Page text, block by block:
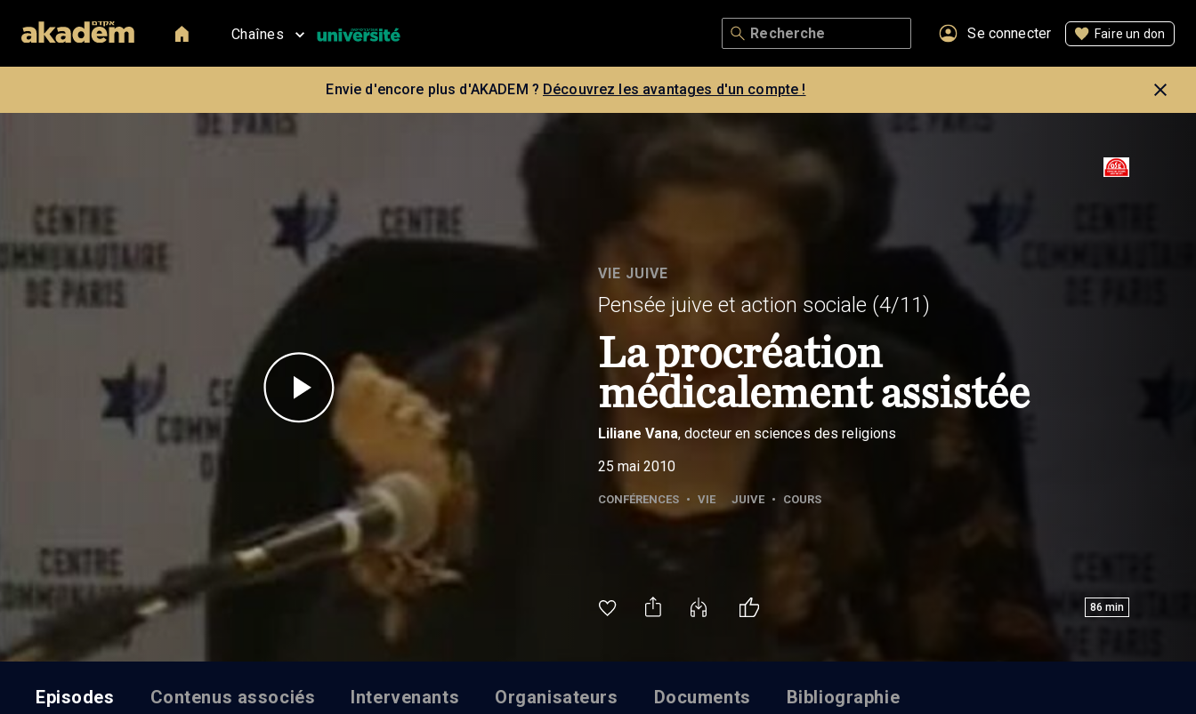
Chaînes Se connecter Faire un don
Envie d'encore plus d'AKADEM ? Découvrez les avantages d'un compte !
VIE JUIVE
Pensée juive et action sociale (4/11)
La procréation
médicalement assistée
Liliane Vana, docteur en sciences des religions
25 mai 2010
CONFÉRENCES • VIE JUIVE • COURS
86 min
Episodes Contenus associés Intervenants Organisateurs Documents Bibliographie